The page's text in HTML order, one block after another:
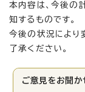
本内容は、今後の
知するものです。
今後の状況により
了承ください。
ご意見をお聞か